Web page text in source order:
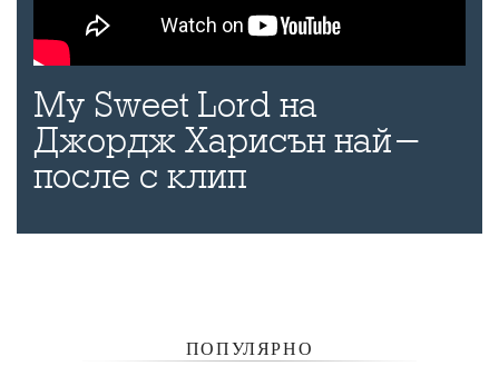
My Sweet Lord на
Джордж Харисън най-
после с клип
ПОПУЛЯРНО